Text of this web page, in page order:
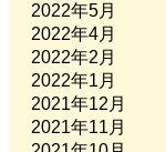
2022年5月
2022年4月
2022年2月
2022年1月
2021年12月
2021年11月